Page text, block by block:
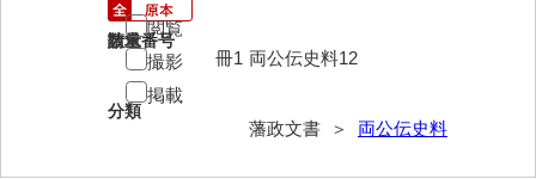
請求番号
両公伝史料12
分類
藩政文書 ＞ 両公伝史料
数量
冊1
閲覧
撮影
掲載